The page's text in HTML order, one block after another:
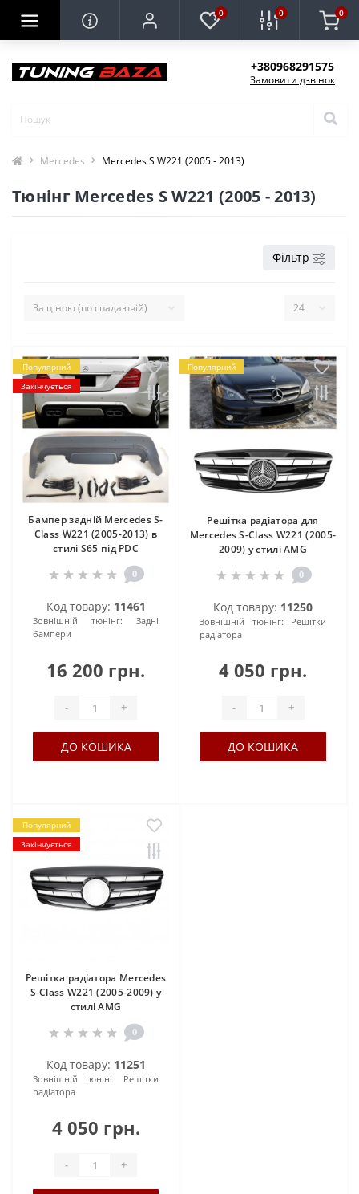
0 0 0
+380968291575
Замовити дзвінок
Mercedes Mercedes S W221 (2005 - 2013)
Тюнінг Mercedes S W221 (2005 - 2013)
Фільтр
Популярний
Закінчується
Бампер задній Mercedes S-
Class W221 (2005-2013) в
стилі S65 під PDC
0
Код товару: 11461
Зовнішній тюнінг:
Задні
бампери
16 200 грн.
- +
ДО КОШИКА
Популярний
Решітка радіатора для
Mercedes S-Class W221 (2005-
2009) у стилі AMG
0
Код товару: 11250
Зовнішній тюнінг:
Решітки
радіатора
4 050 грн.
- +
ДО КОШИКА
Популярний
Закінчується
Решітка радіатора Mercedes
S-Class W221 (2005-2009) у
стилі AMG
0
Код товару: 11251
Зовнішній тюнінг:
Решітки
радіатора
4 050 грн.
- +